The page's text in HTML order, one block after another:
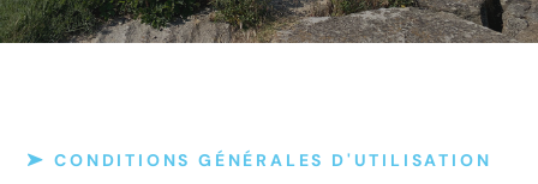
CONDITIONS GÉNÉRALES D'UTILISATION